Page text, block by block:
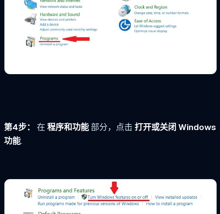
第4步： 在 程序和功能部分，点击 打开或关闭 Windows
功能.